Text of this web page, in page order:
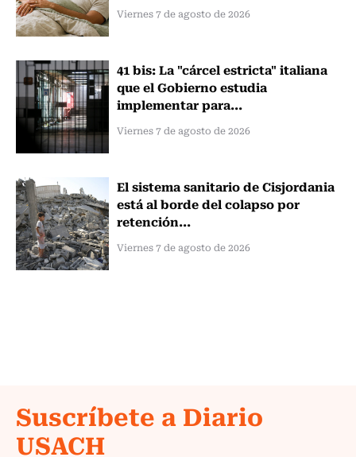
Viernes 7 de agosto de 2026
41 bis: La "cárcel estricta" italiana
que el Gobierno estudia
implementar para...
Viernes 7 de agosto de 2026
El sistema sanitario de Cisjordania
está al borde del colapso por
retención...
Viernes 7 de agosto de 2026